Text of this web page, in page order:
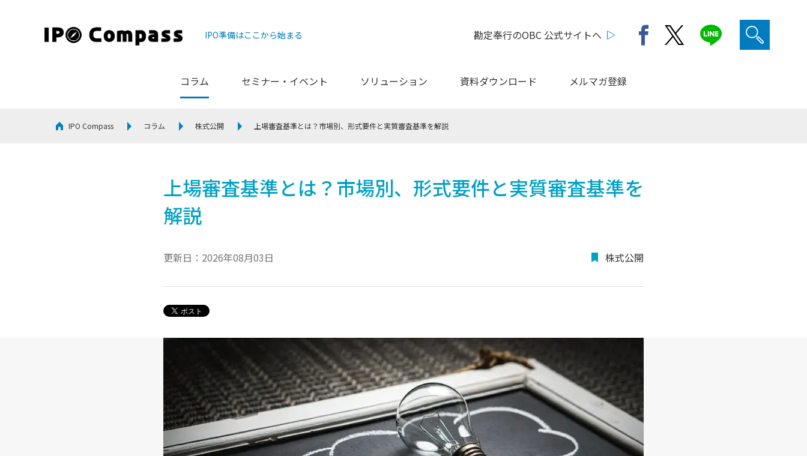
IPO準備はここから始まる 勘定奉行のOBC 公式サイトへ
コラム セミナー・イベント ソリューション 資料ダウンロード メルマガ登録
IPO Compass コラム 株式公開 上場審査基準とは？市場別、形式要件と実質審査基準を解説
上場審査基準とは？市場別、形式要件と実質審査基準を
解説
更新日：2026年08月03日 株式公開